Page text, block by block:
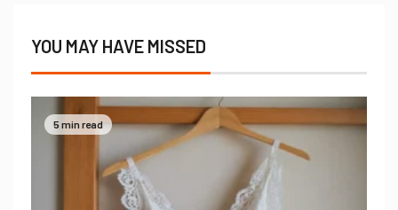
YOU MAY HAVE MISSED
5 min read